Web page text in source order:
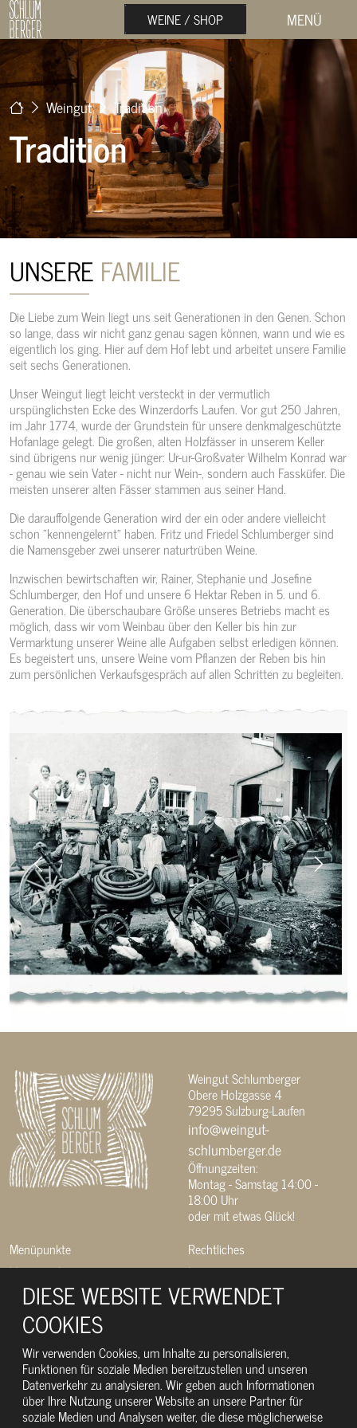
DIESE WEBSITE VERWENDET
COOKIES
Wir verwenden Cookies, um Inhalte zu personalisieren,
Funktionen für soziale Medien bereitzustellen und unseren
Datenverkehr zu analysieren. Wir geben auch Informationen
über Ihre Nutzung unserer Website an unsere Partner für
soziale Medien und Analysen weiter, die diese möglicherweise
MENÜ
WEINE / SHOP
Weingut Tradition
Tradition
UNSERE FAMILIE
Die Liebe zum Wein liegt uns seit Generationen in den Genen. Schon
so lange, dass wir nicht ganz genau sagen können, wann und wie es
eigentlich los ging. Hier auf dem Hof lebt und arbeitet unsere Familie
seit sechs Generationen.
Unser Weingut liegt leicht versteckt in der vermutlich
urspünglichsten Ecke des Winzerdorfs Laufen. Vor gut 250 Jahren,
im Jahr 1774, wurde der Grundstein für unsere denkmalgeschützte
Hofanlage gelegt. Die großen, alten Holzfässer in unserem Keller
sind übrigens nur wenig jünger: Ur-ur-Großvater Wilhelm Konrad war
- genau wie sein Vater - nicht nur Wein-, sondern auch Fassküfer. Die
meisten unserer alten Fässer stammen aus seiner Hand.
Die darauffolgende Generation wird der ein oder andere vielleicht
schon "kennengelernt" haben. Fritz und Friedel Schlumberger sind
die Namensgeber zwei unserer naturtrüben Weine.
Inzwischen bewirtschaften wir, Rainer, Stephanie und Josefine
Schlumberger, den Hof und unsere 6 Hektar Reben in 5. und 6.
Generation. Die überschaubare Größe unseres Betriebs macht es
möglich, dass wir vom Weinbau über den Keller bis hin zur
Vermarktung unserer Weine alle Aufgaben selbst erledigen können.
Es begeistert uns, unsere Weine vom Pflanzen der Reben bis hin
zum persönlichen Verkaufsgespräch auf allen Schritten zu begleiten.
Weingut Schlumberger
Obere Holzgasse 4
79295 Sulzburg-Laufen
info@weingut-
schlumberger.de
Öffnungzeiten:
Montag - Samstag 14:00 -
18:00 Uhr
oder mit etwas Glück!
Menüpunkte
Veranstaltungen
Weingut
Weine
Ferienwohnungen
Aktuell
Kontakt
Rechtliches
Impressum
Datenschutz